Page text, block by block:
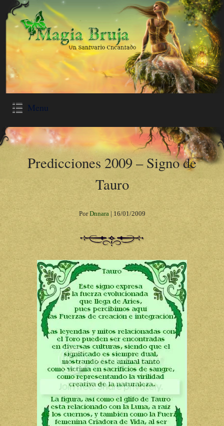
Menu
Predicciones 2009 – Signo de
Tauro
PorDnnara| 16/01/2009